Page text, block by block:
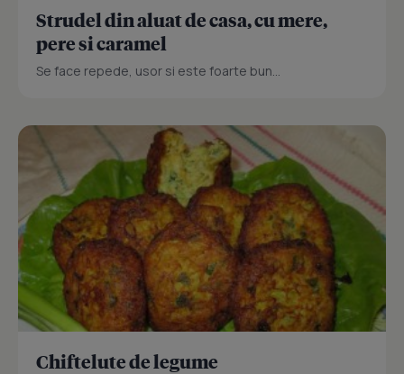
Strudel din aluat de casa, cu mere,
pere si caramel
Se face repede, usor si este foarte bun...
Chiftelute de legume